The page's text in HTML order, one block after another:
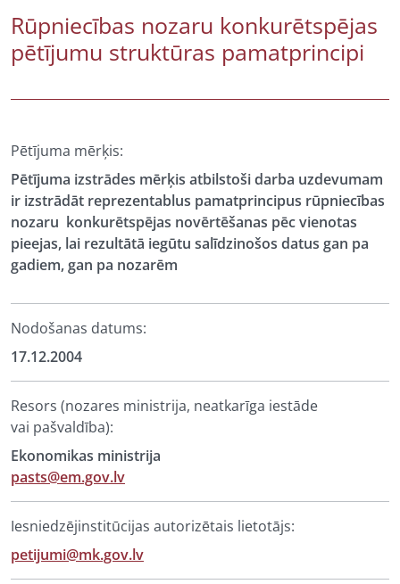
Rūpniecības nozaru konkurētspējas
pētījumu struktūras pamatprincipi
Pētījuma mērķis:
Pētījuma izstrādes mērķis atbilstoši darba uzdevumam
ir izstrādāt reprezentablus pamatprincipus rūpniecības
nozaru konkurētspējas novērtēšanas pēc vienotas
pieejas, lai rezultātā iegūtu salīdzinošos datus gan pa
gadiem, gan pa nozarēm
Nodošanas datums:
17.12.2004
Resors (nozares ministrija, neatkarīga iestāde
vai pašvaldība):
Ekonomikas ministrija
pasts@em.gov.lv
Iesniedzējinstitūcijas autorizētais lietotājs:
petijumi@mk.gov.lv